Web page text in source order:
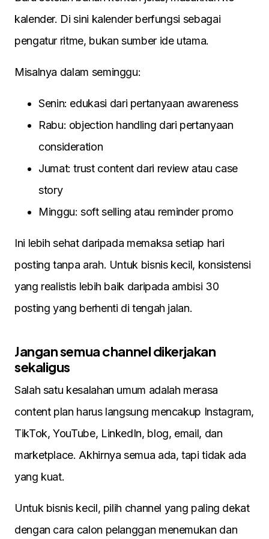
kalender. Di sini kalender berfungsi sebagai
pengatur ritme, bukan sumber ide utama.
Misalnya dalam seminggu:
Senin: edukasi dari pertanyaan awareness
Rabu: objection handling dari pertanyaan
consideration
Jumat: trust content dari review atau case
story
Minggu: soft selling atau reminder promo
Ini lebih sehat daripada memaksa setiap hari
posting tanpa arah. Untuk bisnis kecil, konsistensi
yang realistis lebih baik daripada ambisi 30
posting yang berhenti di tengah jalan.
Jangan semua channel dikerjakan
sekaligus
Salah satu kesalahan umum adalah merasa
content plan harus langsung mencakup Instagram,
TikTok, YouTube, LinkedIn, blog, email, dan
marketplace. Akhirnya semua ada, tapi tidak ada
yang kuat.
Untuk bisnis kecil, pilih channel yang paling dekat
dengan cara calon pelanggan menemukan dan